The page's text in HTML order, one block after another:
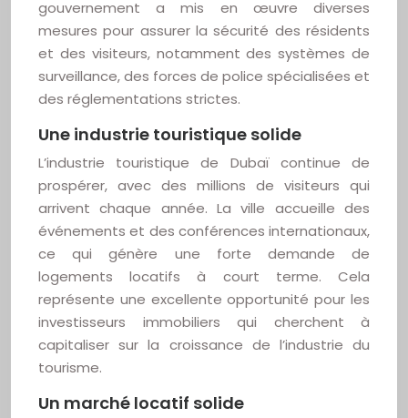
gouvernement a mis en œuvre diverses
mesures pour assurer la sécurité des résidents
et des visiteurs, notamment des systèmes de
surveillance, des forces de police spécialisées et
des réglementations strictes.
Une industrie touristique solide
L’industrie touristique de Dubaï continue de
prospérer, avec des millions de visiteurs qui
arrivent chaque année. La ville accueille des
événements et des conférences internationaux,
ce qui génère une forte demande de
logements locatifs à court terme. Cela
représente une excellente opportunité pour les
investisseurs immobiliers qui cherchent à
capitaliser sur la croissance de l’industrie du
tourisme.
Un marché locatif solide